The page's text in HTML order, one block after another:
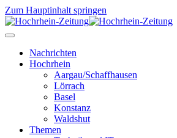
Zum Hauptinhalt springen
Nachrichten
Hochrhein
Aargau/Schaffhausen
Lörrach
Basel
Konstanz
Waldshut
Themen